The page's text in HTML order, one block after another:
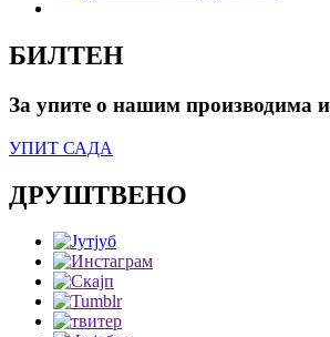
БИЛТЕН
За упите о нашим производима
УПИТ САДА
ДРУШТВЕНО